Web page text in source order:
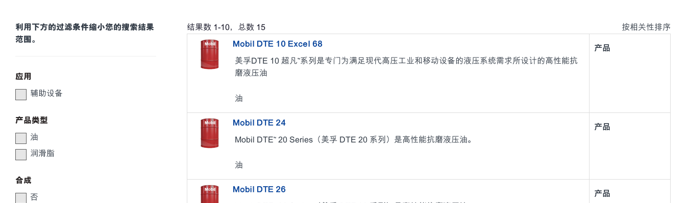
利用下方的过滤条件缩小您的搜索结果
范围。
应用
辅助设备
产品类型
油
润滑脂
合成
否
结果数 1-10，总数 15 按相关性排序
Mobil DTE 10 Excel 68
美孚DTE 10 超凡™系列是专门为满足现代高压工业和移动设备的液压系统需求所设计的高性能抗
磨液压油
油
产品
Mobil DTE 24
Mobil DTE™ 20 Series（美孚 DTE 20 系列）是高性能抗磨液压油。
油
产品
Mobil DTE 26 产品